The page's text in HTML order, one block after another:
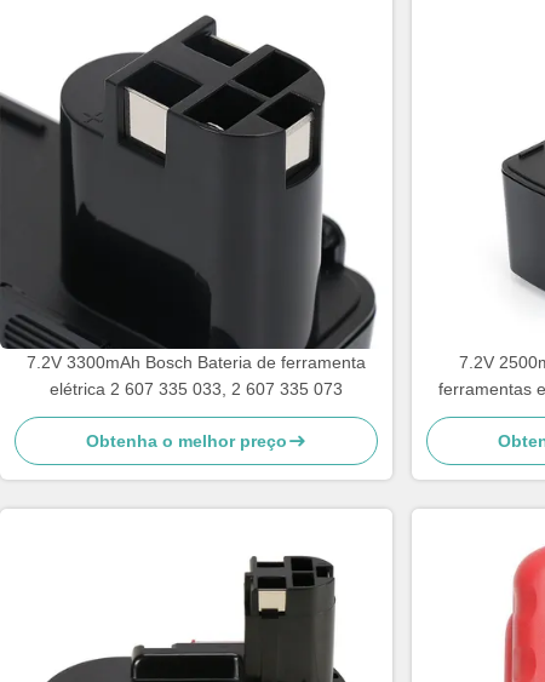
7.2V 3300mAh Bosch Bateria de ferramenta
elétrica 2 607 335 033, 2 607 335 073
Obtenha o melhor preço
7.2V
ferramentas